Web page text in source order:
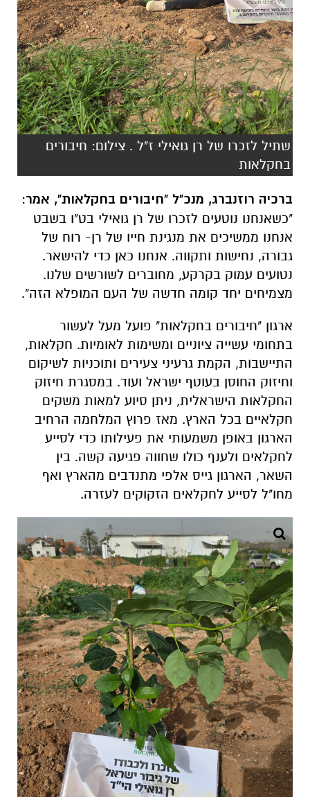
שתיל לזכרו של רן גואילי ז"ל . צילום: חיבורים
בחקלאות
ברכיה רוזנברג, מנכ"ל "חיבורים בחקלאות", אמר:
"כשאנחנו נוטעים לזכרו של רן גואילי בט"ו בשבט
אנחנו ממשיכים את מנגינת חייו של רן- רוח של
גבורה, נחישות ותקווה. אנחנו כאן כדי להישאר.
נטועים עמוק בקרקע, מחוברים לשורשים שלנו.
מצמיחים יחד קומה חדשה של העם המופלא הזה".
ארגון "חיבורים בחקלאות" פועל מעל לעשור
בתחומי עשייה ציוניים ומשימות לאומיות. חקלאות,
התיישבות, הקמת גרעיני צעירים ותוכניות לשיקום
וחיזוק החוסן בעוטף ישראל ועוד. במסגרת חיזוק
החקלאות הישראלית, ניתן סיוע למאות משקים
חקלאיים בכל הארץ. מאז פרוץ המלחמה הרחיב
הארגון באופן משמעותי את פעילותו כדי לסייע
לחקלאים ולענף כולו שחווה פגיעה קשה. בין
השאר, הארגון גייס אלפי מתנדבים מהארץ ואף
מחו"ל לסייע לחקלאים הזקוקים לעזרה.